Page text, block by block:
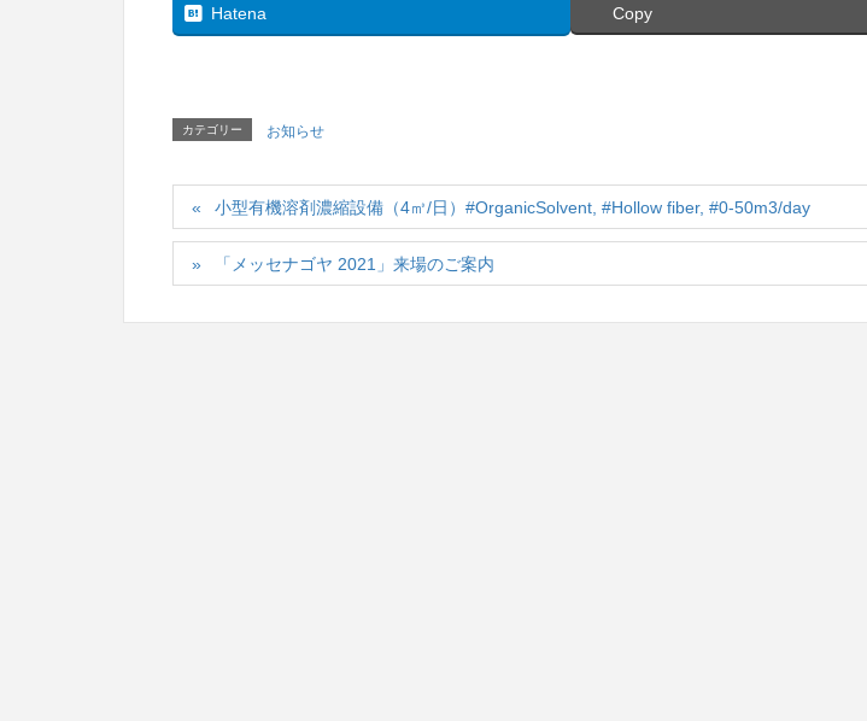
Hatena Copy
カテゴリー お知らせ
小型有機溶剤濃縮設備（4㎥/日）#OrganicSolvent, #Hollow fiber, #0-50m3/day
「メッセナゴヤ 2021」来場のご案内